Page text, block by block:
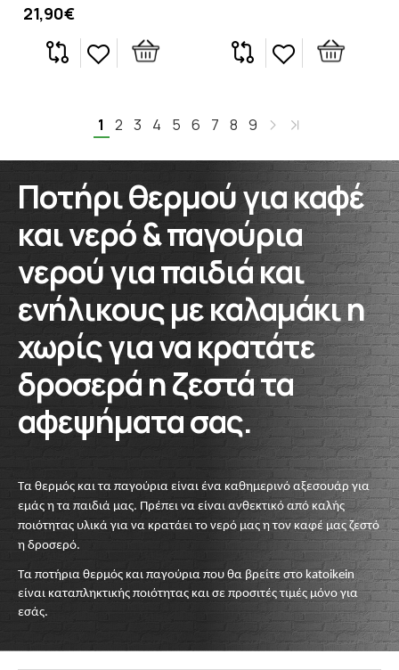
Τα θερμός και τα παγούρια είναι ένα καθημερινό αξεσουάρ για
εμάς η τα παιδιά μας. Πρέπει να είναι ανθεκτικό από καλής
ποιότητας υλικά για να κρατάει το νερό μας η τον καφέ μας ζεστό
η δροσερό.
Τα ποτήρια θερμός και παγούρια που θα βρείτε στο katoikein
είναι καταπληκτικής ποιότητας και σε προσιτές τιμές μόνο για
εσάς.
Ποτήρι θερμού για καφέ
και νερό & παγούρια
νερού για παιδιά και
ενήλικους με καλαμάκι η
χωρίς για να κρατάτε
δροσερά η ζεστά τα
αφεψήματα σας.
21,90€
1 2 3 4 5 6 7 8 9